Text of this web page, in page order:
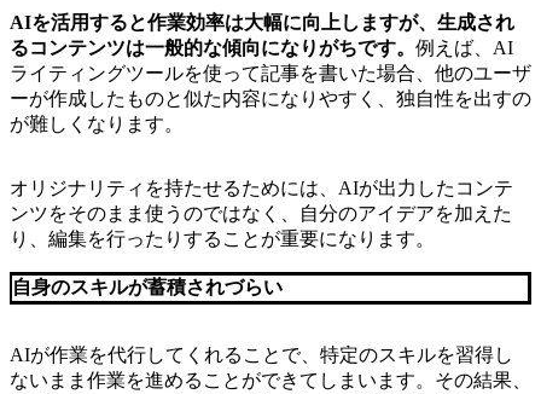
AIを活用すると作業効率は大幅に向上しますが、生成され
るコンテンツは一般的な傾向になりがちです。 例えば、AI
ライティングツールを使って記事を書いた場合、他のユーザ
ーが作成したものと似た内容になりやすく、独自性を出すの
が難しくなります。
オリジナリティを持たせるためには、AIが出力したコンテ
ンツをそのまま使うのではなく、自分のアイデアを加えた
り、編集を行ったりすることが重要になります。
自身のスキルが蓄積されづらい
AIが作業を代行してくれることで、特定のスキルを習得し
ないまま作業を進めることができてしまいます。その結果、